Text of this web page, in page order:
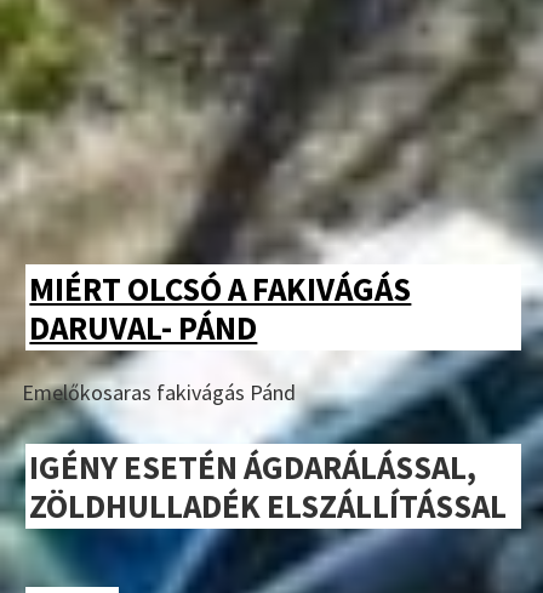
MIÉRT OLCSÓ A FAKIVÁGÁS
DARUVAL- PÁND
Emelőkosaras fakivágás Pánd
IGÉNY ESETÉN ÁGDARÁLÁSSAL,
ZÖLDHULLADÉK ELSZÁLLÍTÁSSAL